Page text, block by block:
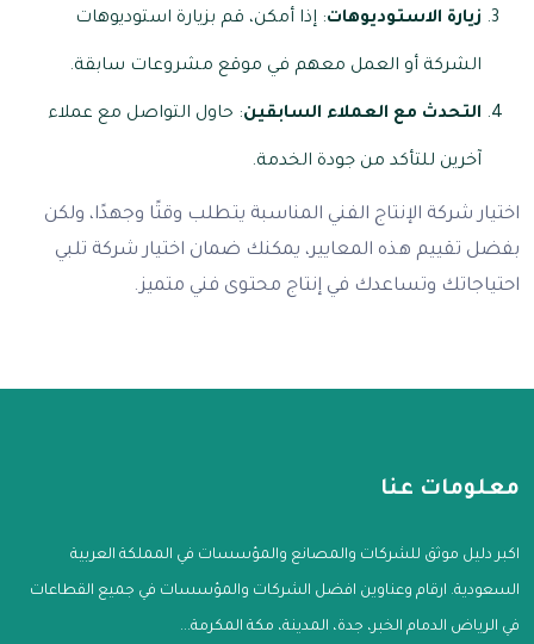
زيارة الاستوديوهات: إذا أمكن، قم بزيارة استوديوهات
الشركة أو العمل معهم في موقع مشروعات سابقة.
التحدث مع العملاء السابقين: حاول التواصل مع عملاء
آخرين للتأكد من جودة الخدمة.
اختيار شركة الإنتاج الفني المناسبة يتطلب وقتًا وجهدًا، ولكن
بفضل تقييم هذه المعايير، يمكنك ضمان اختيار شركة تلبي
احتياجاتك وتساعدك في إنتاج محتوى فني متميز.
معلومات عنا
اكبر دليل موثق للشركات والمصانع والمؤسسات في المملكة العربية
السعودية. ارقام وعناوين افضل الشركات والمؤسسات في جميع القطاعات
في الرياض الدمام الخبر، جدة، المدينة، مكة المكرمة...